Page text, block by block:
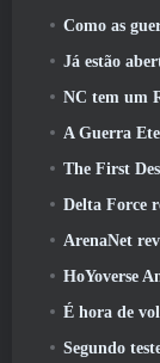
Como as guerras
Já estão abertas
NC tem um RPG de
A Guerra
The First
Delta Force revela
ArenaNet
HoYoverse
É hora de voltar
Segundo teste beta